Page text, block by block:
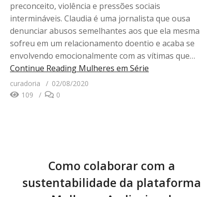
preconceito, violência e pressões sociais
intermináveis. Claudia é uma jornalista que ousa
denunciar abusos semelhantes aos que ela mesma
sofreu em um relacionamento doentio e acaba se
envolvendo emocionalmente com as vítimas que…
Continue Reading Mulheres em Série
curadoria
02/08/2020
109
0
Como colaborar com a
sustentabilidade da plataforma